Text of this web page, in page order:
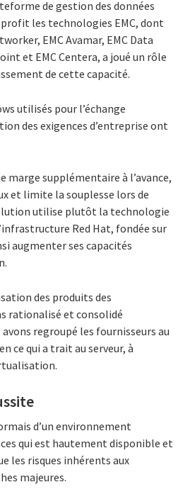
de gestion des données
les technologies EMC, dont
EMC Avamar, EMC Data
et EMC Centera, a joué un rôle
de cette capacité.
utilisés pour l’échange
des exigences d’entreprise ont
marge supplémentaire à l’avance,
et limite la souplesse lors de
utilise plutôt la technologie
Red Hat, fondée sur
augmenter ses capacités
des produits des
rationalisé et consolidé
regroupé les fournisseurs au
ce qui a trait au serveur, à
d’un environnement
qui est hautement disponible et
les risques inhérents aux
majeures.